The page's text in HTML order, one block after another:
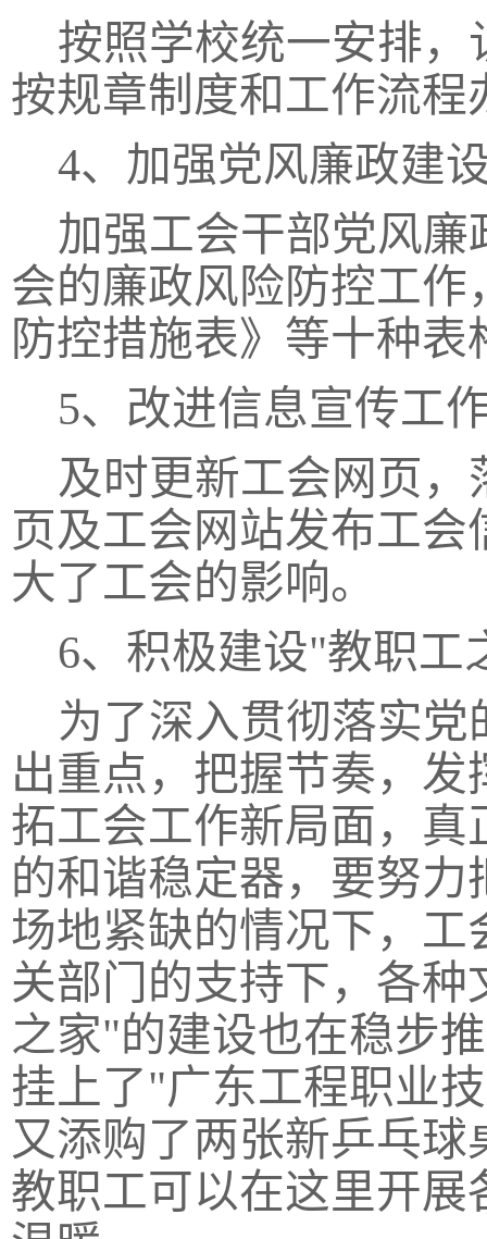
按照学校统一安排
按规章制度和工作流
4、加强党风廉政建
加强工会干部党风
会的廉政风险防控工
防控措施表》等十种
5、改进信息宣传工
及时更新工会网页
页及工会网站发布工会
大了工会的影响。
6、积极建设"教职
为了深入贯彻落实
出重点，把握节奏，
拓工会工作新局面，
的和谐稳定器，要努力
场地紧缺的情况下，
关部门的支持下，各
之家"的建设也在稳步
挂上了"广东工程职业
又添购了两张新乒乓
教职工可以在这里开